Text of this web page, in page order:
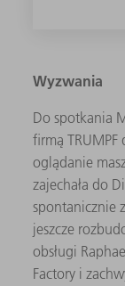
Wyzwania
Do spotkania
firmą TRUMPF
oglądanie
zajechała do
spontanicznie
jeszcze
obsługi
Factory i